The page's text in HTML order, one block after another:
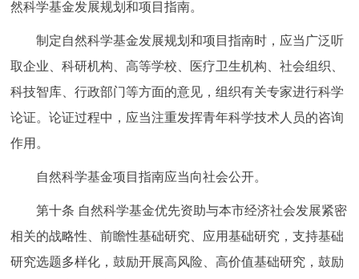
然科学基金发展规划和项目指南。
制定自然科学基金发展规划和项目指南时，应当广泛听
取企业、科研机构、高等学校、医疗卫生机构、社会组织、
科技智库、行政部门等方面的意见，组织有关专家进行科学
论证。论证过程中，应当注重发挥青年科学技术人员的咨询
作用。
自然科学基金项目指南应当向社会公开。
第十条 自然科学基金优先资助与本市经济社会发展紧密
相关的战略性、前瞻性基础研究、应用基础研究，支持基础
研究选题多样化，鼓励开展高风险、高价值基础研究，鼓励